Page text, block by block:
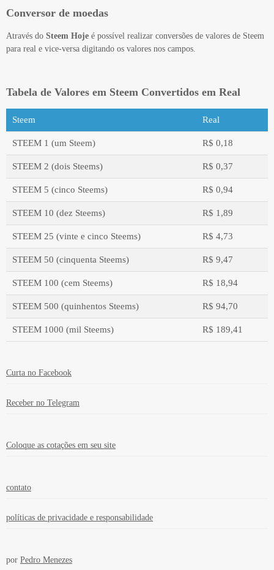
Conversor de moedas
Através do Steem Hoje é possível realizar conversões de valores de Steem
para real e vice-versa digitando os valores nos campos.
Tabela de Valores em Steem Convertidos em Real
Steem Real
STEEM 1 (um Steem) R$ 0,18
STEEM 2 (dois Steems) R$ 0,37
STEEM 5 (cinco Steems) R$ 0,94
STEEM 10 (dez Steems) R$ 1,89
STEEM 25 (vinte e cinco Steems) R$ 4,73
STEEM 50 (cinquenta Steems) R$ 9,47
STEEM 100 (cem Steems) R$ 18,94
STEEM 500 (quinhentos Steems) R$ 94,70
STEEM 1000 (mil Steems) R$ 189,41
Curta no Facebook
Receber no Telegram
Coloque as cotações em seu site
contato
políticas de privacidade e responsabilidade
por Pedro Menezes